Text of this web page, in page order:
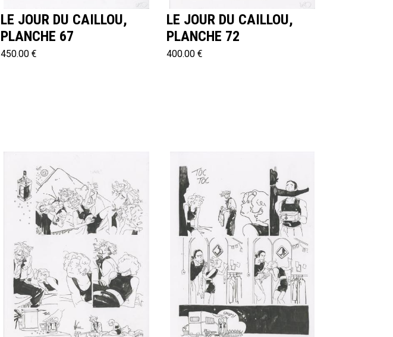
LE JOUR DU CAILLOU,
PLANCHE 67
450.00 €
LE JOUR DU CAILLOU,
PLANCHE 72
400.00 €